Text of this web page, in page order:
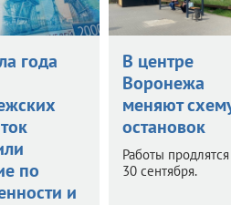
года
по
и
В центре
Воронежа
меняют
остановок
Работы
30 сентября.